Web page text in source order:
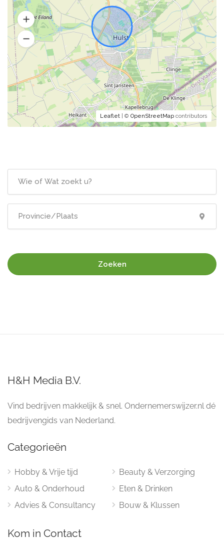
Leaflet | © OpenStreetMap contributors
Zoeken
H&H Media B.V.
Vind bedrijven makkelijk & snel. Ondernemerswijzer.nl dé
bedrijvengids van Nederland.
Categorieën
Hobby & Vrije tijd
Auto & Onderhoud
Advies & Consultancy
Beauty & Verzorging
Eten & Drinken
Bouw & Klussen
Kom in Contact